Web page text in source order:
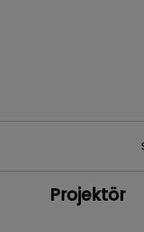
Projektör